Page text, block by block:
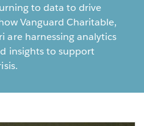
to data to drive
Vanguard Charitable,
are harnessing analytics
insights to support